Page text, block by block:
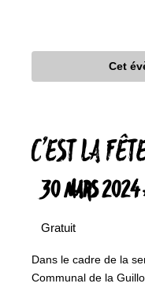
Cet
C’EST LA
30 MARS
Gratuit
Dans le cadre de la
Communal de la